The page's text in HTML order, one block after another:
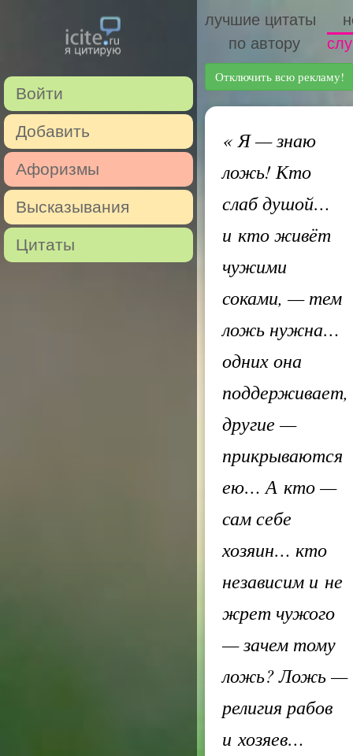
Войти
Добавить
Афоризмы
Высказывания
Цитаты
лучшие цитаты
по автору
Отключить всю рекламу!
«Я — знаю
ложь! Кто
слаб душой…
и кто живёт
чужими
соками, — тем
ложь нужна…
одних она
поддерживает,
другие —
прикрываются
ею… А кто —
сам себе
хозяин… кто
независим и не
жрет чужого
— зачем тому
ложь? Ложь —
религия рабов
и хозяев…